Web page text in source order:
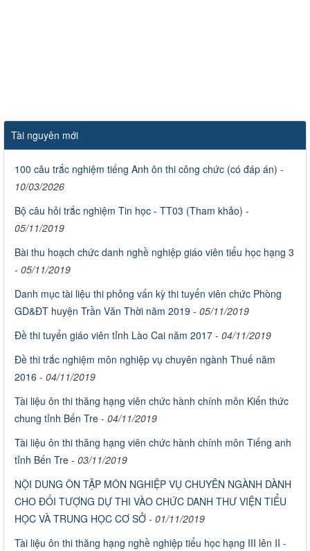
Tài nguyên mới
100 câu trắc nghiệm tiếng Anh ôn thi công chức (có đáp án) -
10/03/2026
Bộ câu hỏi trắc nghiệm Tin học - TT03 (Tham khảo) -
05/11/2019
Bài thu hoạch chức danh nghề nghiệp giáo viên tiểu học hạng 3
- 05/11/2019
Danh mục tài liệu thi phỏng vấn kỳ thi tuyển viên chức Phòng
GD&ĐT huyện Trần Văn Thời năm 2019 - 05/11/2019
Đề thi tuyển giáo viên tỉnh Lào Cai năm 2017 - 04/11/2019
Đề thi trắc nghiệm môn nghiệp vụ chuyên ngành Thuế năm
2016 - 04/11/2019
Tài liệu ôn thi thăng hạng viên chức hành chính môn Kiến thức
chung tỉnh Bến Tre - 04/11/2019
Tài liệu ôn thi thăng hạng viên chức hành chính môn Tiếng anh
tỉnh Bến Tre - 03/11/2019
NỘI DUNG ÔN TẬP MÔN NGHIỆP VỤ CHUYÊN NGÀNH DÀNH
CHO ĐỐI TƯỢNG DỰ THI VÀO CHỨC DANH THƯ VIỆN TIỂU
HỌC VÀ TRUNG HỌC CƠ SỞ - 01/11/2019
Tài liệu ôn thi thăng hạng nghề nghiệp tiểu học hạng III lên II -